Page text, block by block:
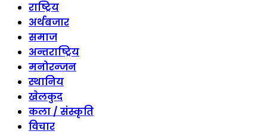
राष्ट्रिय
अर्थबजार
समाज
अन्तराष्ट्रिय
मनोरन्जन
स्थानिय
खेलकुद
कला / संस्कृति
विचार